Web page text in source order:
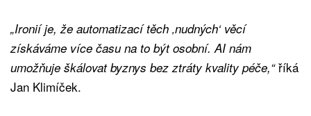
„Ironií je, že automatizací těch ‚nudných‘ věcí
získáváme více času na to být osobní. AI nám
umožňuje škálovat byznys bez ztráty kvality péče,“říká
Jan Klimíček.